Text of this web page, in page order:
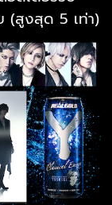
(สูงสุด 5 เท่า)